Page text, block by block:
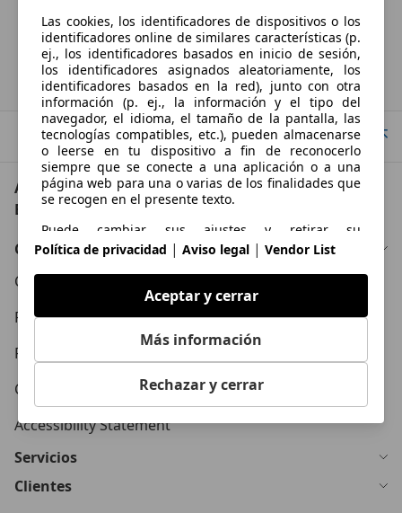
Ir arriba
AutoScout24: el mayor mercado de automoción de
Europa
Conócenos
Condiciones Generales
Política de Privacidad
Política de Cookies
Contacto
Accessibility Statement
Servicios
Clientes
Las cookies, los identificadores de dispositivos o los
identificadores online de similares características (p.
ej., los identificadores basados en inicio de sesión,
los identificadores asignados aleatoriamente, los
identificadores basados en la red), junto con otra
información (p. ej., la información y el tipo del
navegador, el idioma, el tamaño de la pantalla, las
tecnologías compatibles, etc.), pueden almacenarse
o leerse en tu dispositivo a fin de reconocerlo
siempre que se conecte a una aplicación o a una
página web para una o varias de los finalidades que
se recogen en el presente texto.
Puede cambiar sus ajustes y retirar su
consentimiento en cualquier momento a través del
Gestor de Privacidad en nuestra Política de
privacidad.
Propósitos
identificación mediante análisis de dispositivos
Publicidad y contenido personalizados, medición de
publicidad y contenido, investigación de audiencia y
desarrollo de servicios
Funciones esenciales de la página
Política de privacidad | Aviso legal | Vendor List
Aceptar y cerrar
Más información
Rechazar y cerrar